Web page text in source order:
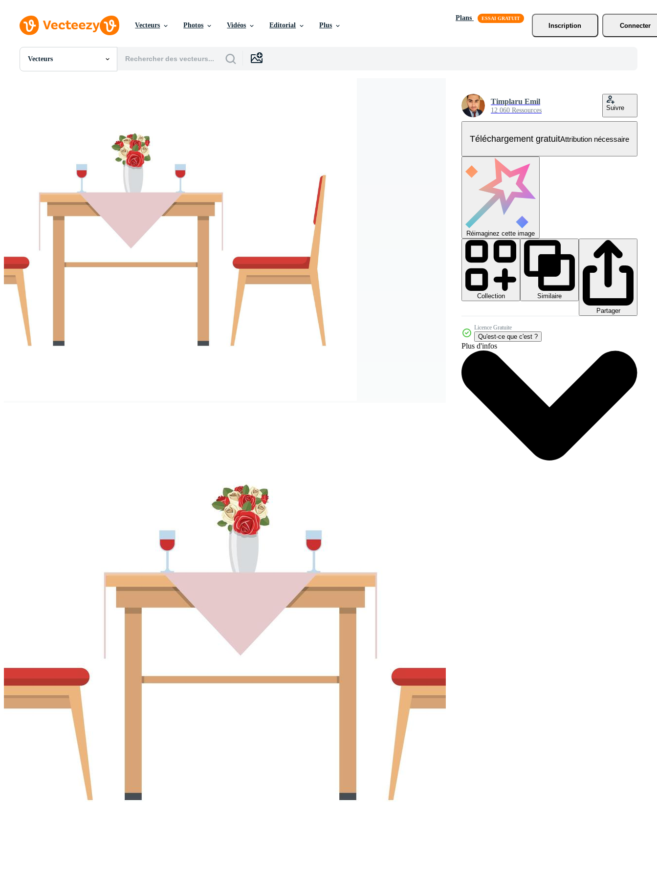
Vecteurs Photos Vidéos Editorial Plus
Plans
Inscription
Connecter
Vecteurs
Toutes Images
Événements Éditoriaux
Timplaru Emil
12 060 Ressources Suivre
Téléchargement gratuitAttribution nécessaire
Réimaginez cette image
Collection
Similaire
Partager
Licence Gratuite
Qu'est-ce que c'est ?
Plus d'infos